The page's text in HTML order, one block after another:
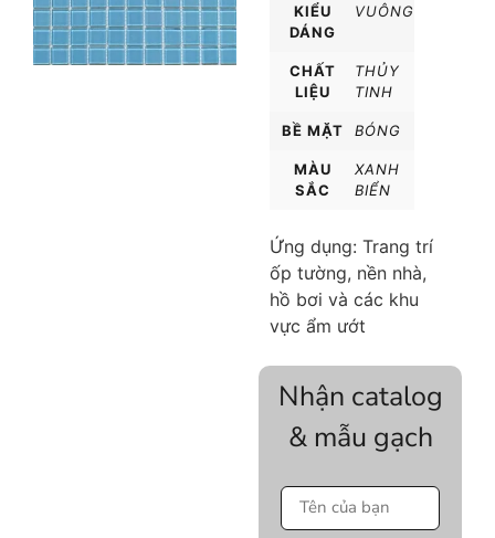
KIỂU
DÁNG
VUÔNG
CHẤT
LIỆU
THỦY
TINH
BỀ MẶT BÓNG
MÀU
SẮC
XANH
BIỂN
Ứng dụng: Trang trí
ốp tường, nền nhà,
hồ bơi và các khu
vực ẩm ướt
Nhận catalog
& mẫu gạch